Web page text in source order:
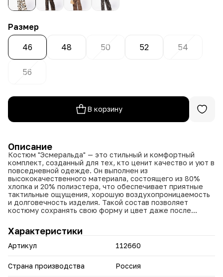
Размер
46 48 50 52 54
56
В корзину
Описание
Костюм "Эсмеральда" — это стильный и комфортный
комплект, созданный для тех, кто ценит качество и уют в
повседневной одежде. Он выполнен из
высококачественного материала, состоящего из 80%
хлопка и 20% полиэстера, что обеспечивает приятные
тактильные ощущения, хорошую воздухопроницаемость
и долговечность изделия. Такой состав позволяет
костюму сохранять свою форму и цвет даже после
при носке в течение всего дня.
Модель "Эсмеральда" представлена в различных
цветовых вариантах: белом, коричневом, темно-розовом
оттенок под индивидуальный стиль или настроение.
Характеристики
Артикул 112660
Страна производства Россия